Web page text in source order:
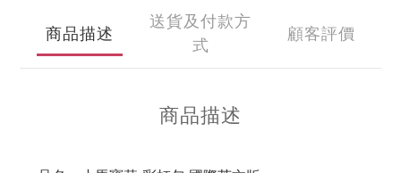
商品描述
送貨及付款方
式
顧客評價
商品描述